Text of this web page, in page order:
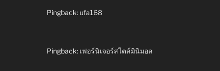
Pingback: ufa168
Pingback: เฟอร์นิเจอร์สไตล์มินิมอล